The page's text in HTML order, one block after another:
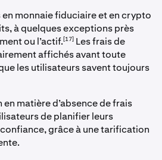
monnaie fiduciaire et en crypto
à quelques exceptions près
ou l’actif.[17] Les frais de
affichés avant toute
les utilisateurs savent toujours
matière d’absence de frais
de planifier leurs
grâce à une tarification